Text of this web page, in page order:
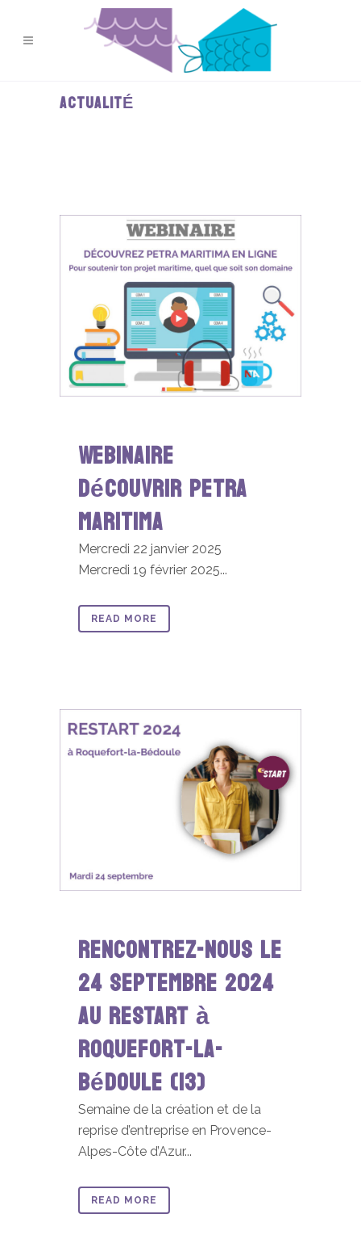
ACTUALITÉ
Webinaire
découvrir Petra
Maritima
Mercredi 22 janvier 2025
Mercredi 19 février 2025...
READ MORE
Rencontrez-nous le
24 septembre 2024
au RESTART à
Roquefort-la-
Bédoule (13)
Semaine de la création et de la
reprise d’entreprise en Provence-
Alpes-Côte d’Azur...
READ MORE